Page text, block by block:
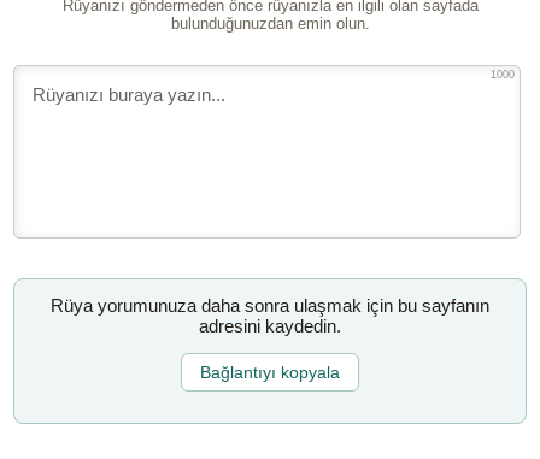
Rüyanızı göndermeden önce rüyanızla en ilgili olan sayfada
bulunduğunuzdan emin olun.
1000
Rüya yorumunuza daha sonra ulaşmak için bu sayfanın
adresini kaydedin.
Bağlantıyı kopyala